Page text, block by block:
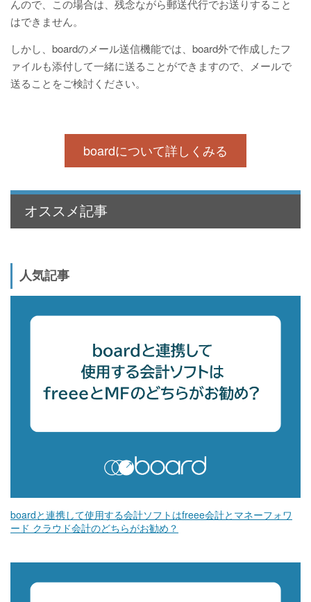
んので、この場合は、残念ながら郵送代行でお送りすること
はできません。
しかし、boardのメール送信機能では、board外で作成したフ
ァイルも添付して一緒に送ることができますので、メールで
送ることをご検討ください。
boardについて詳しくみる
オススメ記事
人気記事
boardと連携して使用する会計ソフトはfreee会計とマネーフォワ
ード クラウド会計のどちらがお勧め？